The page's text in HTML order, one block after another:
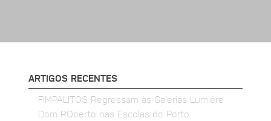
ARTIGOS RECENTES
FIMPALITOS Regressam às Galerias Lumiére
Dom ROberto nas Escolas do Porto